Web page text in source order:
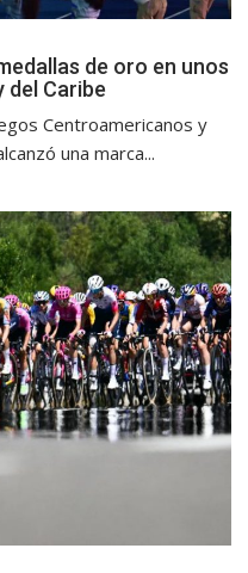
de oro en unos
del Caribe
Centroamericanos y
una marca...